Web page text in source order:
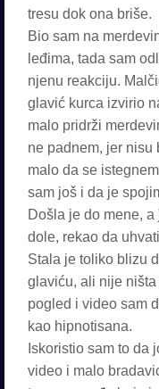
tresu dok ona briše.
Bio sam na
leđima, tada sam
njenu reakciju.
glavić kurca izvirio
malo pridrži
ne padnem, jer nisu
malo da se
sam još i da je
Došla je do mene,
dole, rekao da
Stala je toliko blizu
glaviću, ali nije
pogled i video sam
kao hipnotisana.
Iskoristio sam to da
video i malo